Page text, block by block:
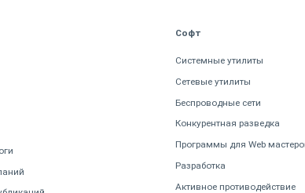
Софт
Системные утилиты
Сетевые утилиты
Беспроводные сети
Конкурентная разведка
Программы для Web
Разработка
Активное противодействие